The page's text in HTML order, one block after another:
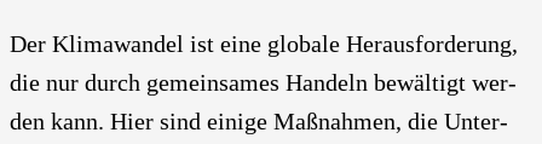
Der Kli­ma­wan­del ist eine glo­ba­le Her­aus­for­de­rung,
die nur durch gemein­sa­mes Han­deln bewäl­tigt wer­
den kann. Hier sind eini­ge Maß­nah­men, die Unter­